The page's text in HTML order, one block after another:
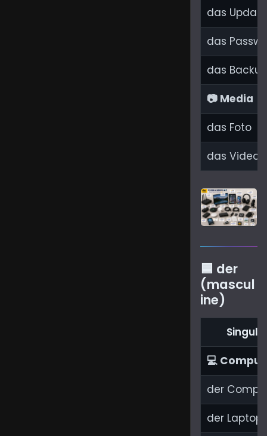
das Update
das
das Backup
📷 Media
das Foto
das Video
🟦 der
(mascul
ine)
💻
der
der Laptop